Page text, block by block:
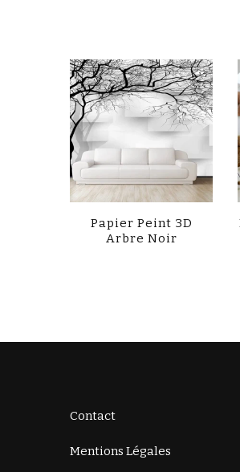
Papier Peint 3D
Arbre Noir
Contact
Mentions Légales